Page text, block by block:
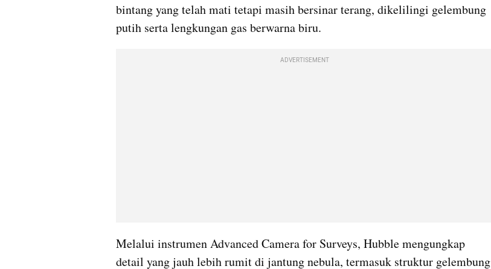
bintang yang telah mati tetapi masih bersinar terang, dikelilingi gelembung
putih serta lengkungan gas berwarna biru.
ADVERTISEMENT
Melalui instrumen Advanced Camera for Surveys, Hubble mengungkap
detail yang jauh lebih rumit di jantung nebula, termasuk struktur gelembung